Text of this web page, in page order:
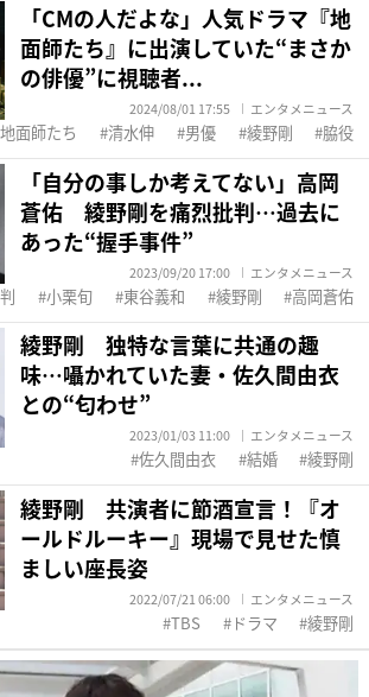
「CMの人だよな」人気ドラマ『地
面師たち』に出演していた“まさか
の俳優”に視聴者...
2024/08/01 17:55 エンタメニュース
地面師たち 清水伸 男優 綾野剛 脇役
「自分の事しか考えてない」高岡
蒼佑 綾野剛を痛烈批判…過去に
あった“握手事件”
2023/09/20 17:00 エンタメニュース
小栗旬 東谷義和 綾野剛 高岡蒼佑
綾野剛 独特な言葉に共通の趣
味…囁かれていた妻・佐久間由衣
との“匂わせ”
2023/01/03 11:00 エンタメニュース
佐久間由衣 結婚 綾野剛
綾野剛 共演者に節酒宣言！『オ
ールドルーキー』現場で見せた慎
ましい座長姿
2022/07/21 06:00 エンタメニュース
TBS ドラマ 綾野剛